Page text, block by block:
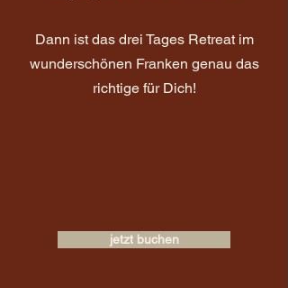
Dann ist das drei Tages Retreat im
wunderschönen Franken genau das
richtige für Dich!
jetzt buchen